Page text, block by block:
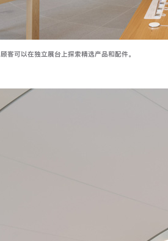
顾客可以在独立展台上探索精选产品和配件。